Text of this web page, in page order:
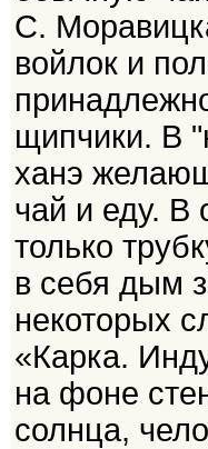
С.
войлок и
щипчики. В
ханэ
чай и еду. В
только
в себя дым
некоторых
«Карка.
на фоне
солнца,